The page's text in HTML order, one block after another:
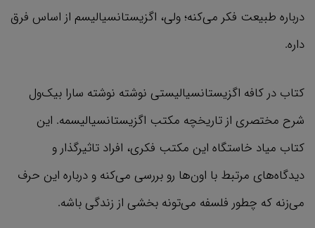
درباره طبیعت فکر می‌کنه؛ ولی، اگزیستانسیالیسم از اساس فرق
داره.
کتاب در کافه اگزیستانسیالیستی نوشته نوشته سارا بیک‌ول
شرح مختصری از تاریخچه مکتب اگزیستانسیالیسمه. این
کتاب میاد خاستگاه این مکتب فکری، افراد تاثیرگذار و
دیدگاه‌های مرتبط با اون‌ها رو بررسی می‌کنه و درباره این حرف
می‌زنه که چطور فلسفه می‌تونه بخشی از زندگی باشه.